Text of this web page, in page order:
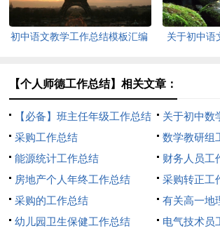
初中语文教学工作总结模板汇编
关于初中语
【个人师德工作总结】相关文章：
【必备】班主任年级工作总结
模板锦集五篇
关于初中数
采购工作总结
数学教研组
能源统计工作总结
财务人员工
房地产个人年终工作总结
采购转正工
采购的工作总结
有关高一地
篇
幼儿园卫生保健工作总结 电气技术员